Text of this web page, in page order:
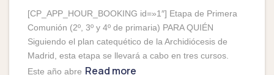
[CP_APP_HOUR_BOOKING id=»1″] Etapa de Primera
Comunión (2º, 3º y 4º de primaria) PARA QUIÉN
Siguiendo el plan catequético de la Archidiócesis de
Madrid, esta etapa se llevará a cabo en tres cursos.
Este año abre Read more